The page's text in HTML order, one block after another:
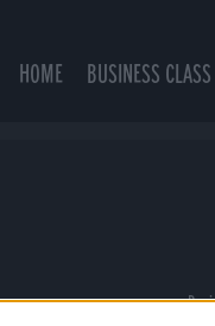
HOME BUSINESS CLASS